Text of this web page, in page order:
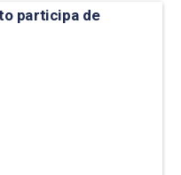
participa de